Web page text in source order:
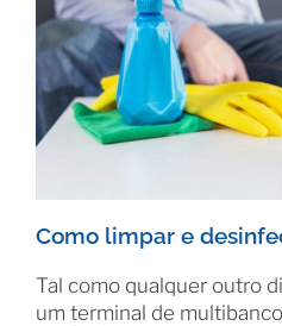
Como limpar e
Tal como qualquer outro
um terminal de